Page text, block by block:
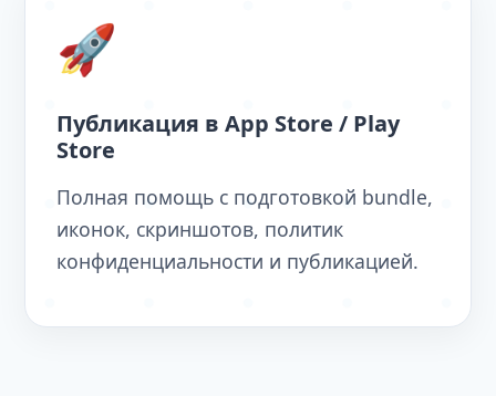
🚀
Публикация в App Store / Play
Store
Полная помощь с подготовкой bundle,
иконок, скриншотов, политик
конфиденциальности и публикацией.